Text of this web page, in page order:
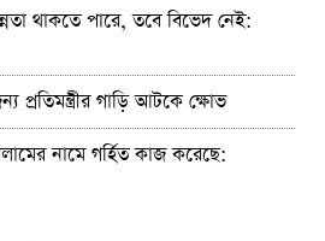
থাকতে পারে, তবে বিভেদ নেই:
প্রতিমন্ত্রীর গাড়ি আটকে ক্ষোভ
নামে গর্হিত কাজ করেছে: